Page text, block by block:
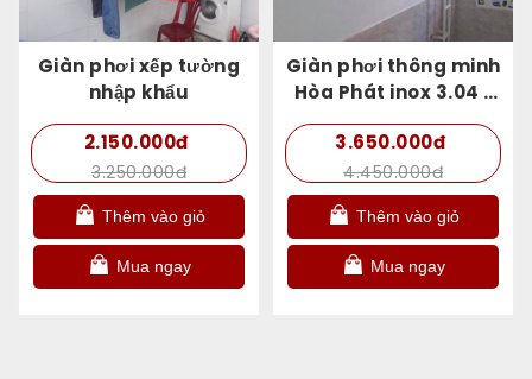
Giàn phơi xếp tường
nhập khẩu
2.150.000đ
3.250.000đ
Thêm vào giỏ
Mua ngay
Giàn phơi thông minh
Hòa Phát inox 3.04 (
Model - 2025 )
3.650.000đ
4.450.000đ
Thêm vào giỏ
Mua ngay